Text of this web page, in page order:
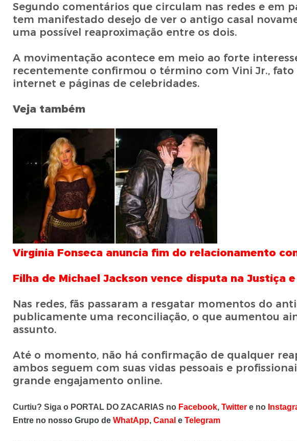
Segundo comentários que circulam nas redes e em
tem manifestado desejo de ver o antigo casal
uma possível reaproximação entre os dois.
A movimentação acontece em meio ao forte
recentemente confirmou o término com Vini Jr.,
internet e páginas de celebridades.
Veja também
Virginia Fonseca anuncia fim do relacionamento
Filha de Michael Jackson vence disputa na Justiça
Nas redes, fãs passaram a resgatar momentos do
publicamente uma reconciliação, o que aumentou
assunto.
Até o momento, não há confirmação de qualquer
ambos seguem com suas vidas pessoais e
grande engajamento online.
Curtiu? Siga o PORTAL DO ZACARIAS no Facebook, Twittere no
Entre no nosso Grupo de WhatApp, Canal e Telegram